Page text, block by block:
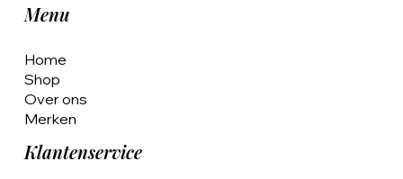
Menu
Home
Shop
Over ons
Merken
Klantenservice